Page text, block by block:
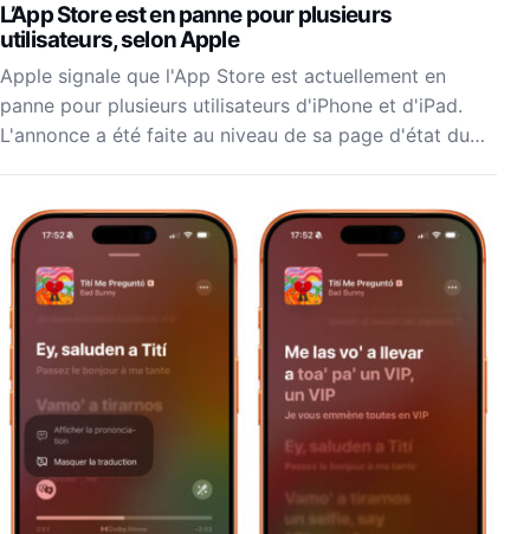
L’App Store est en panne pour plusieurs
utilisateurs, selon Apple
Apple signale que l'App Store est actuellement en
panne pour plusieurs utilisateurs d'iPhone et d'iPad.
L'annonce a été faite au niveau de sa page d'état du…